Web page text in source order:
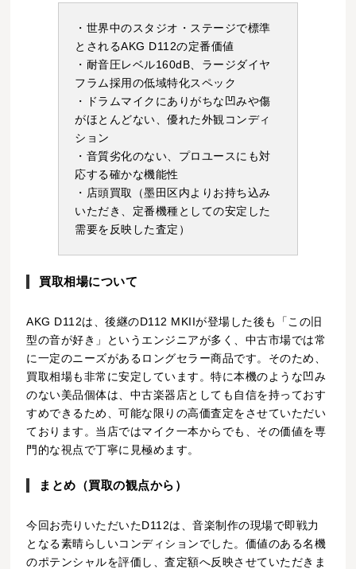
・世界中のスタジオ・ステージで標準
とされるAKG D112の定番価値
・耐音圧レベル160dB、ラージダイヤ
フラム採用の低域特化スペック
・ドラムマイクにありがちな凹みや傷
がほとんどない、優れた外観コンディ
ション
・音質劣化のない、プロユースにも対
応する確かな機能性
・店頭買取（墨田区内よりお持ち込み
いただき、定番機種としての安定した
需要を反映した査定）
買取相場について
AKG D112は、後継のD112 MKIIが登場した後も「この旧
型の音が好き」というエンジニアが多く、中古市場では常
に一定のニーズがあるロングセラー商品です。そのため、
買取相場も非常に安定しています。特に本機のような凹み
のない美品個体は、中古楽器店としても自信を持っておす
すめできるため、可能な限りの高価査定をさせていただい
ております。当店ではマイク一本からでも、その価値を専
門的な視点で丁寧に見極めます。
まとめ（買取の観点から）
今回お売りいただいたD112は、音楽制作の現場で即戦力
となる素晴らしいコンディションでした。価値のある名機
のポテンシャルを評価し、査定額へ反映させていただきま